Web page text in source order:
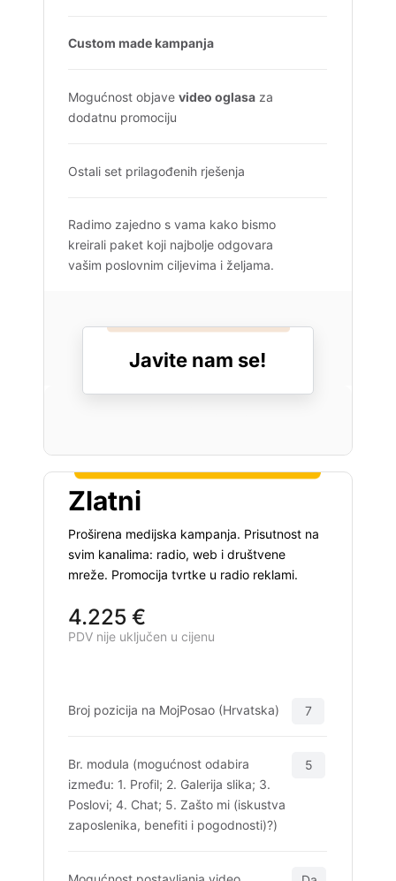
Custom made kampanja
Mogućnost objavevideo oglasa za
dodatnu promociju
Ostali set prilagođenih rješenja
Radimo zajedno s vama kako bismo
kreirali paket koji najbolje odgovara
vašim poslovnim ciljevima i željama.
Javite nam se!
Zlatni
Proširena medijska kampanja. Prisutnost na
svim kanalima: radio, web i društvene
mreže. Promocija tvrtke u radio reklami.
4.225 €
PDV nije uključen u cijenu
Broj pozicija na MojPosao (Hrvatska) 7
Br. modula (mogućnost odabira
između: 1. Profil; 2. Galerija slika; 3.
Poslovi; 4. Chat; 5. Zašto mi (iskustva
zaposlenika, benefiti i pogodnosti)?)
5